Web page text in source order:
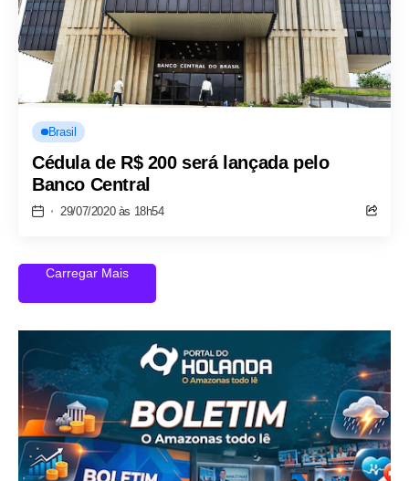
Brasil
Cédula de R$ 200 será lançada pelo
Banco Central
29/07/2020 às 18h54
Carregar Mais